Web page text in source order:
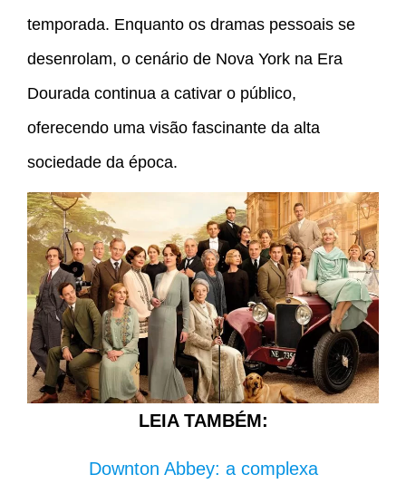
temporada. Enquanto os dramas pessoais se
desenrolam, o cenário de Nova York na Era
Dourada continua a cativar o público,
oferecendo uma visão fascinante da alta
sociedade da época.
LEIA TAMBÉM:
Downton Abbey: a complexa